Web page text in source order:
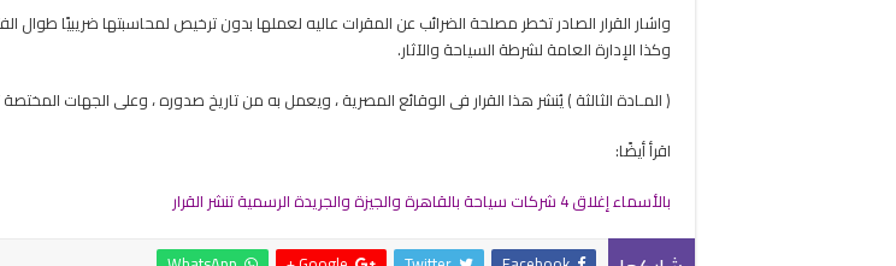
واشار القرار الصادر تخطر مصلحة الضرائب عن المقرات عاليه لعملها بدون ترخيص لمحاسبتها ضريبيًا طوال
وكذا الإدارة العامة لشرطة السياحة والآثار.
( المـادة الثالثة ) يُنشر هذا القرار فى الوقائع المصرية ، ويعمل به من تاريخ صدوره ، وعلى الجهات المختصة
اقرأ أيضًا:
بالأسماء إغلاق 4 شركات سياحة بالقاهرة والجيزة والجريدة الرسمية تنشر القرار